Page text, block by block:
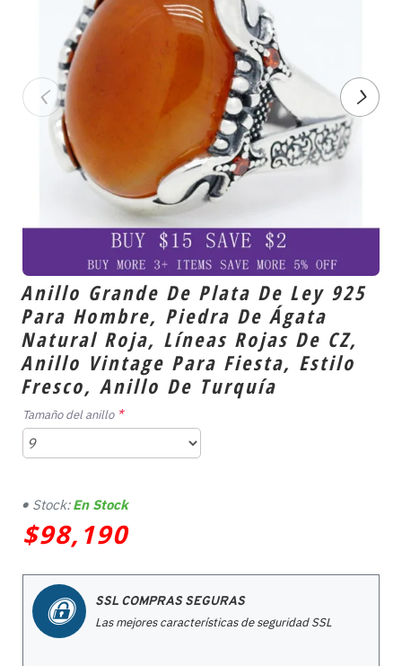
Anillo Grande De Plata De Ley 925
Para Hombre, Piedra De Ágata
Natural Roja, Líneas Rojas De CZ,
Anillo Vintage Para Fiesta, Estilo
Fresco, Anillo De Turquía
$98,190
Stock: En Stock
Tamaño del anillo
SSL COMPRAS SEGURAS
Las mejores características de seguridad SSL